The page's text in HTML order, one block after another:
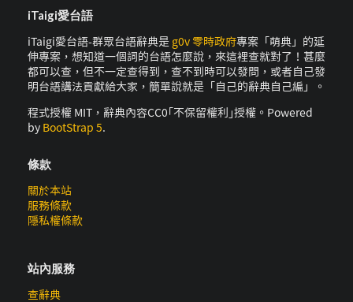
iTaigi愛台語
iTaigi愛台語-群眾台語辭典是 g0v 零時政府專案「萌典」的延
伸專案，想知道一個詞的台語怎麼說，來這裡查就對了！甚麼
都可以查，但不一定查得到，查不到時可以發問，或者自己發
明台語講法貢獻給大家，簡單說就是「自己的辭典自己編」。
程式授權 MIT，辭典內容CC0｢不保留權利｣授權。Powered
by BootStrap 5.
條款
關於本站
服務條款
隱私權條款
站內服務
查辭典